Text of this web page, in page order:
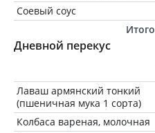
Соевый соус
Итого
Дневной перекус
Лаваш армянский тонкий
(пшеничная мука 1 сорта)
Колбаса вареная, молочная